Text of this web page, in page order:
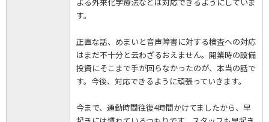
よる外来化学療法などは対応できるようにしていま
す。
正直な話、めまいと音声障害に対する検査への対応
はまだ不十分と云わざるおえません。開業時の設備
投資にそこまで手が回らなかったのが、本当の話で
す。今後、対応できるように頑張っていきます。
今まで、通勤時間往復4時間かけてましたから、早